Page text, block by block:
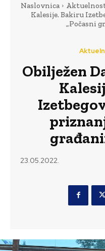
Naslovnica
Kalesije. Bakiru
„Počasni
Obilježen
23.05.2022.